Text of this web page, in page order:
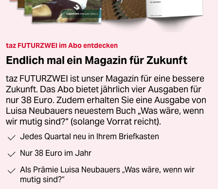
taz FUTURZWEI im Abo entdecken
Endlich mal ein Magazin für Zukunft
taz FUTURZWEI ist unser Magazin für eine bessere
Zukunft. Das Abo bietet jährlich vier Ausgaben für
nur 38 Euro. Zudem erhalten Sie eine Ausgabe von
Luisa Neubauers neuestem Buch „Was wäre, wenn
wir mutig sind?“ (solange Vorrat reicht).
Jedes Quartal neu in Ihrem Briefkasten
Nur 38 Euro im Jahr
Als Prämie Luisa Neubauers „Was wäre, wenn wir
mutig sind?“